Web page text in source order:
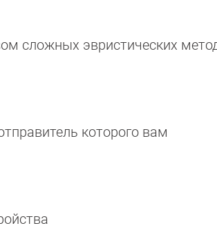
сложных эвристических
которого вам